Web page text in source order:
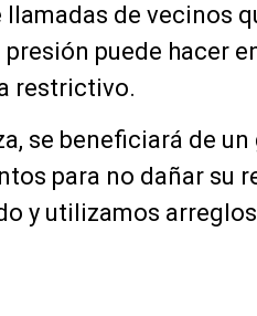
de vecinos
puede hacer
restrictivo.
beneficiará de un
para no dañar su
y utilizamos